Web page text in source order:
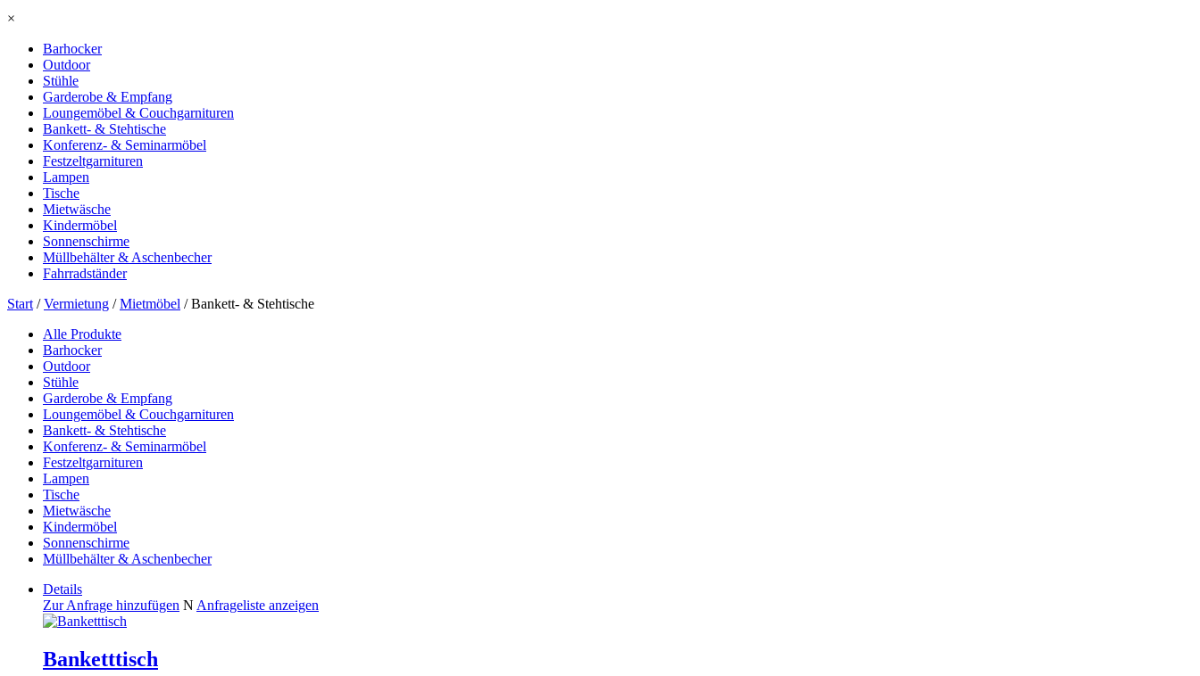
×
Barhocker
Outdoor
Stühle
Garderobe & Empfang
Loungemöbel & Couchgarnituren
Bankett- & Stehtische
Konferenz- & Seminarmöbel
Festzeltgarnituren
Lampen
Tische
Mietwäsche
Kindermöbel
Sonnenschirme
Müllbehälter & Aschenbecher
Fahrradständer
Start /Vermietung /Mietmöbel / Bankett- & Stehtische
Alle Produkte
Barhocker
Outdoor
Stühle
Garderobe & Empfang
Loungemöbel & Couchgarnituren
Bankett- & Stehtische
Konferenz- & Seminarmöbel
Festzeltgarnituren
Lampen
Tische
Mietwäsche
Kindermöbel
Sonnenschirme
Müllbehälter & Aschenbecher
Details
Zur Anfrage hinzufügen N Anfrageliste anzeigen
Banketttisch